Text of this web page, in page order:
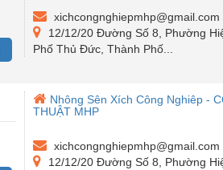
xichcongnghiepmhp@gmail.com
12/12/20 Đường Số 8, Phường
Phố Thủ Đức, Thành Phố...
Nhông Sên Xích Công Nghiêp -
THUẬT MHP
xichcongnghiepmhp@gmail.com
12/12/20 Đường Số 8, Phường